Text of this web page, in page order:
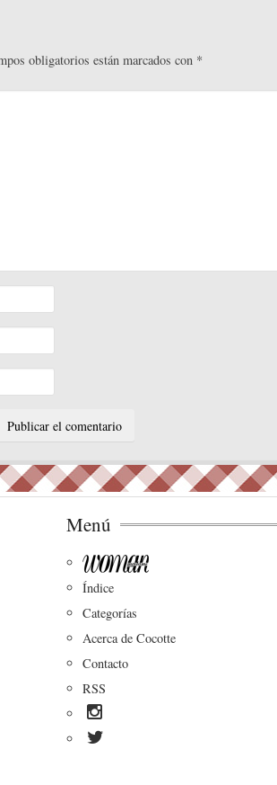
obligatorios están marcados con *
Menú
Índice
Categorías
Acerca de Cocotte
Contacto
RSS